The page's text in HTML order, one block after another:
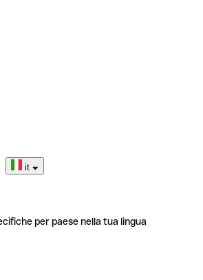
it
per paese nella tua lingua